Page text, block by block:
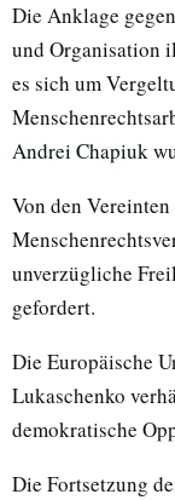
Die Anklage
und Organisation
es sich um
Andrei Chapiuk
Von den
unverzügliche
gefordert.
Die Europäische
Lukaschenko
demokratische
Die Fortsetzung